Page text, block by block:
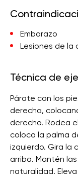
Embarazo
Lesiones de la
Técnica de
Párate con los
derecha,
derecho. Rodea
coloca la palma
izquierdo. Gira la
arriba. Mantén
naturalidad.